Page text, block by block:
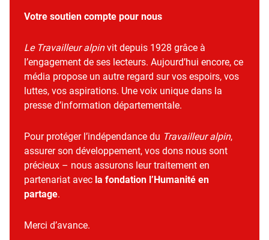
Votre soutien compte pour nous
Le Travailleur alpinvit depuis 1928 grâce à
l’engagement de ses lecteurs. Aujourd’hui encore, ce
média propose un autre regard sur vos espoirs, vos
luttes, vos aspirations. Une voix unique dans la
presse d’information départementale.
Pour protéger l’indépendance du Travailleur alpin,
assurer son développement, vos dons nous sont
précieux – nous assurons leur traitement en
partenariat avec la fondation l’Humanité en
partage.
Merci d’avance.